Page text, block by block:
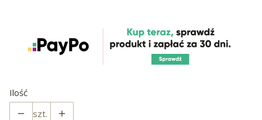
Ilość
szt.